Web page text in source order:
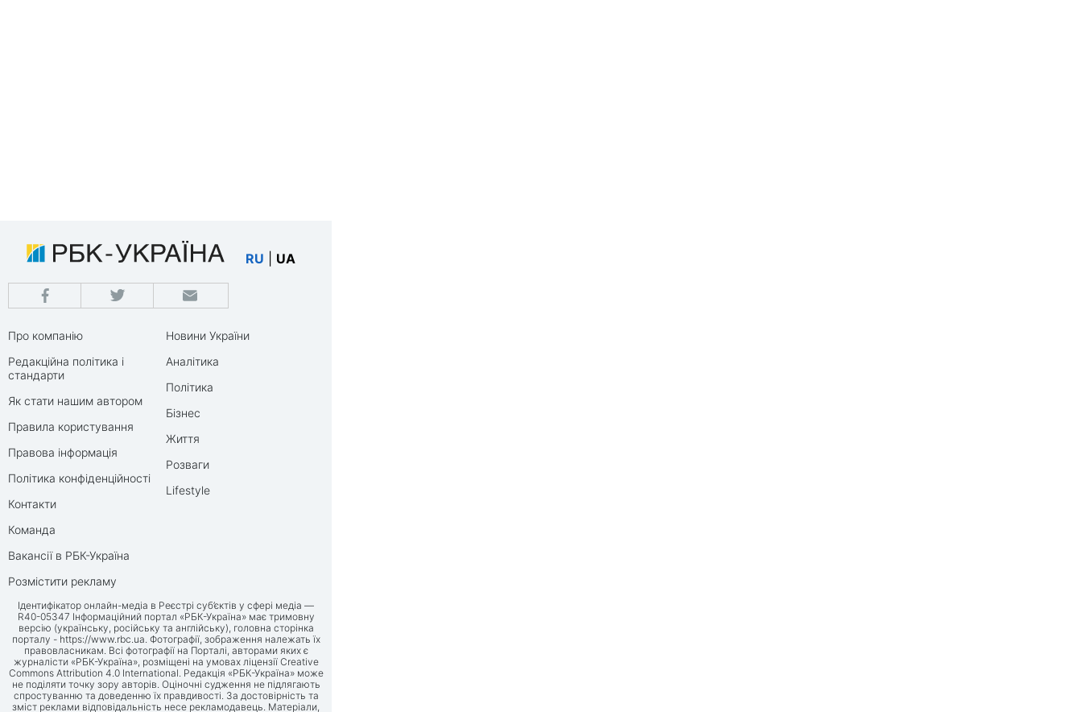
RU UA
Про компанію
Редакційна політика і
стандарти
Як стати нашим автором
Правила користування
Правова інформація
Політика конфіденційності
Контакти
Команда
Вакансії в РБК-Україна
Розмістити рекламу
Новини України
Аналітика
Політика
Бізнес
Життя
Розваги
Lifestyle
Ідентифікатор онлайн-медіа в Реєстрі суб’єктів у сфері медіа —
R40-05347 Інформаційний портал «РБК-Україна» має тримовну
версію (українську, російську та англійську), головна сторінка
порталу - https://www.rbc.ua. Фотографії, зображення належать їх
правовласникам. Всі фотографії на Порталі, авторами яких є
журналісти «РБК-Україна», розміщені на умовах ліцензії Creative
Commons Attribution 4.0 International. Редакція «РБК-Україна» може
не поділяти точку зору авторів. Оціночні судження не підлягають
спростуванню та доведенню їх правдивості. За достовірність та
зміст реклами відповідальність несе рекламодавець. Матеріали,